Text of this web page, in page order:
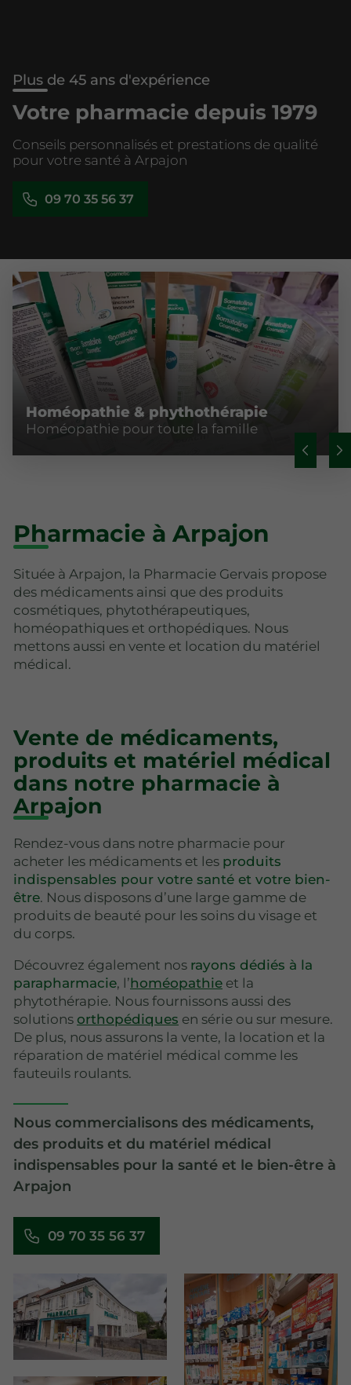
Plus de 45 ans d'expérience
Votre pharmacie depuis 1979
Conseils personnalisés et prestations de qualité
pour votre santé à Arpajon
09 70 35 56 37
Homéopathie & phythothérapie
Homéopathie pour toute la famille
Pharmacie à Arpajon
Située à Arpajon, la Pharmacie Gervais propose
des médicaments ainsi que des produits
cosmétiques, phytothérapeutiques,
homéopathiques et orthopédiques. Nous
mettons aussi en vente et location du matériel
médical.
Vente de médicaments,
produits et matériel médical
dans notre pharmacie à
Arpajon
Rendez-vous dans notre pharmacie pour
acheter les médicaments et les produits
indispensables pour votre santé et votre bien-
être. Nous disposons d’une large gamme de
produits de beauté pour les soins du visage et
du corps.
Découvrez également nos rayons dédiés à la
parapharmacie, l’homéopathie et la
phytothérapie. Nous fournissons aussi des
solutions orthopédiques en série ou sur mesure.
De plus, nous assurons la vente, la location et la
réparation de matériel médical comme les
fauteuils roulants.
Nous commercialisons des médicaments,
des produits et du matériel médical
indispensables pour la santé et le bien-être à
Arpajon
09 70 35 56 37